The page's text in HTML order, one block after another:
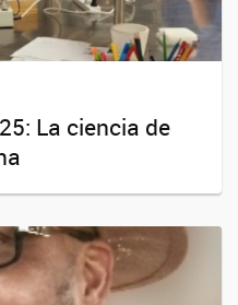
La ciencia de